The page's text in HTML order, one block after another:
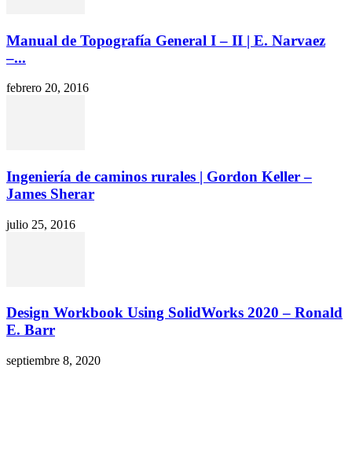
Manual de Topografía General I – II | E. Narvaez
–...
febrero 20, 2016
Ingeniería de caminos rurales | Gordon Keller –
James Sherar
julio 25, 2016
Design Workbook Using SolidWorks 2020 – Ronald
E. Barr
septiembre 8, 2020